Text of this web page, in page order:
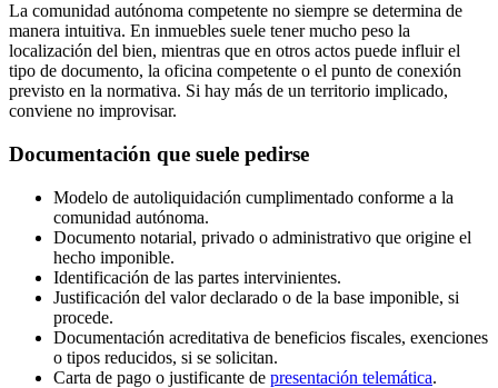
La comunidad autónoma competente no siempre se determina de
manera intuitiva. En inmuebles suele tener mucho peso la
localización del bien, mientras que en otros actos puede influir el
tipo de documento, la oficina competente o el punto de conexión
previsto en la normativa. Si hay más de un territorio implicado,
conviene no improvisar.
Documentación que suele pedirse
Modelo de autoliquidación cumplimentado conforme a la
comunidad autónoma.
Documento notarial, privado o administrativo que origine el
hecho imponible.
Identificación de las partes intervinientes.
Justificación del valor declarado o de la base imponible, si
procede.
Documentación acreditativa de beneficios fiscales, exenciones
o tipos reducidos, si se solicitan.
Carta de pago o justificante de presentación telemática.